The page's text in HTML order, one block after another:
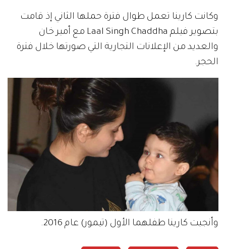
وكانت كارينا تعمل طوال فترة حملها الثاني إذ قامت
بتصوير فيلم Laal Singh Chaddha مع أمير خان
والعديد من الإعلانات التجارية التي صورتها خلال فترة
الحجر.
وأنجبت كارينا طفلهما الأول (تيمور) عام 2016.